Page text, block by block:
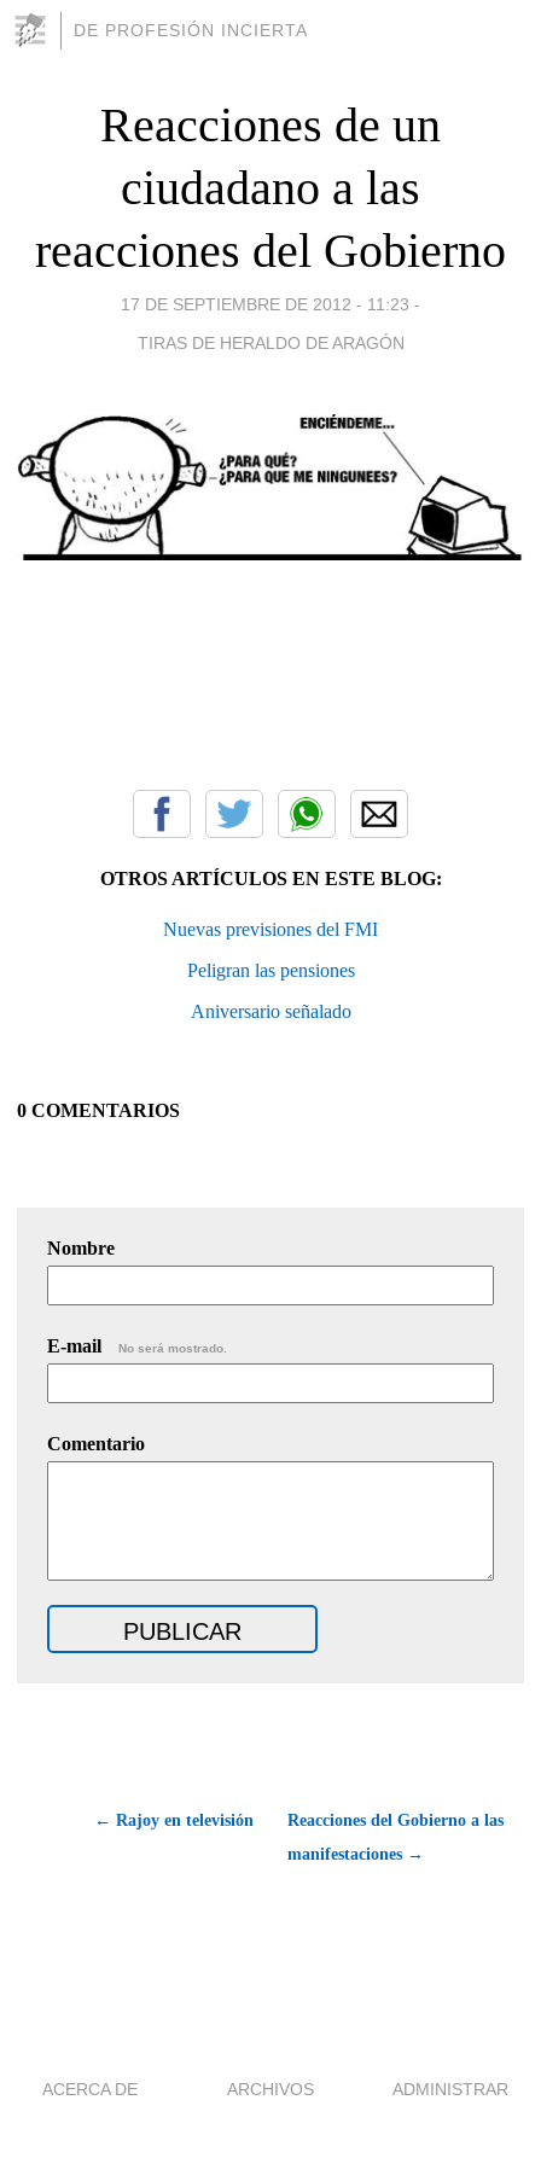
DE PROFESIÓN INCIERTA
Reacciones de un
ciudadano a las
reacciones del Gobierno
17 DE SEPTIEMBRE DE 2012 - 11:23 -
TIRAS DE HERALDO DE ARAGÓN
OTROS ARTÍCULOS EN ESTE BLOG:
Nuevas previsiones del FMI
Peligran las pensiones
Aniversario señalado
0 COMENTARIOS
Nombre
E-mail No será mostrado.
Comentario
← Rajoy en televisión
Reacciones del Gobierno a las
manifestaciones →
ACERCA DE ARCHIVOS ADMINISTRAR